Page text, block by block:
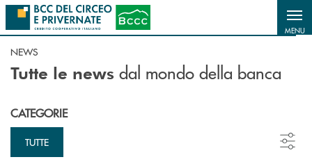
Salta al contenuto principale
MENU
NEWS
Tutte le news dal mondo della banca
CATEGORIE
TUTTE